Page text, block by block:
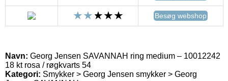
Besøg webshop
Navn: Georg Jensen SAVANNAH ring medium – 10012242
18 kt rosa / røgkvarts 54
Kategori: Smykker > Georg Jensen smykker > Georg